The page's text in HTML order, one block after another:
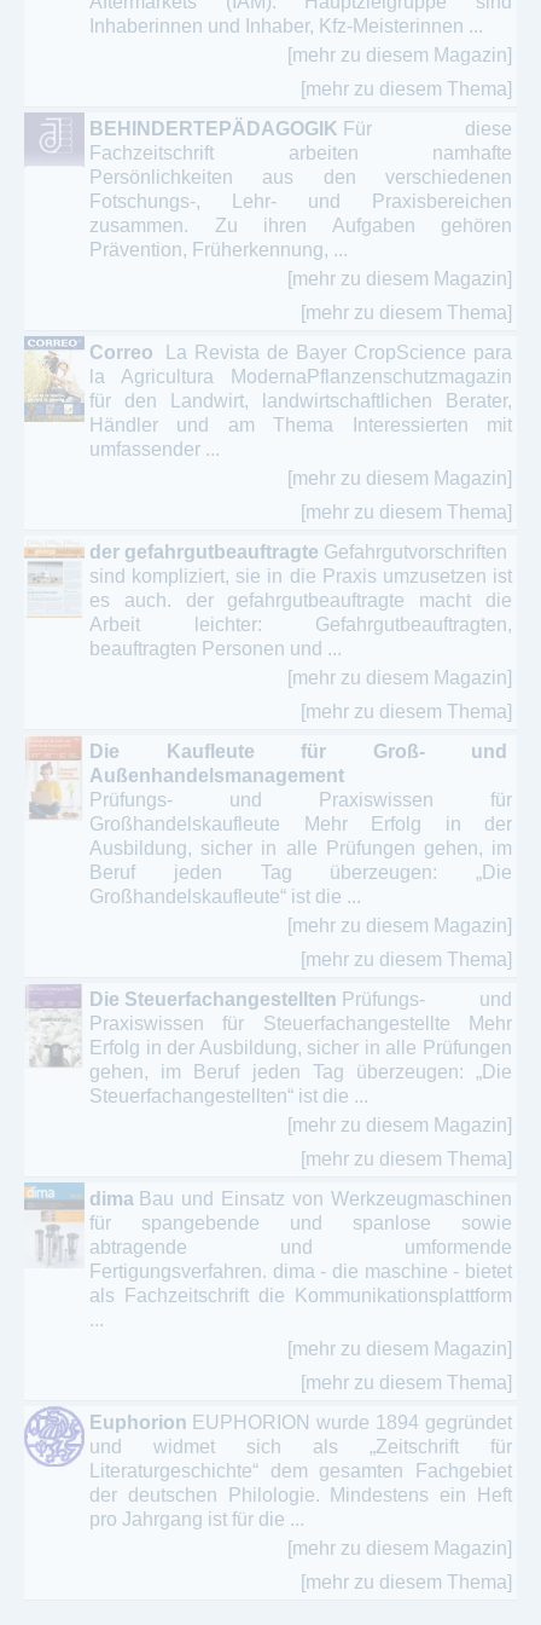
Inhaberinnen und Inhaber, Kfz-Meisterinnen ...
[mehr zu diesem Magazin]
[mehr zu diesem Thema]
BEHINDERTEPÄDAGOGIK Für diese
Fachzeitschrift arbeiten namhafte
Persönlichkeiten aus den verschiedenen
Fotschungs-, Lehr- und Praxisbereichen
zusammen. Zu ihren Aufgaben gehören
Prävention, Früherkennung, ...
[mehr zu diesem Magazin]
[mehr zu diesem Thema]
Correo
La Revista de Bayer CropScience para
la Agricultura ModernaPflanzenschutzmagazin
für den Landwirt, landwirtschaftlichen Berater,
Händler und am Thema Interessierten mit
umfassender ...
[mehr zu diesem Magazin]
[mehr zu diesem Thema]
der gefahrgutbeauftragte Gefahrgutvorschriften
sind kompliziert, sie in die Praxis umzusetzen ist
es auch. der gefahrgutbeauftragte macht die
Arbeit leichter: Gefahrgutbeauftragten,
beauftragten Personen und ...
[mehr zu diesem Magazin]
[mehr zu diesem Thema]
Die Kaufleute für Groß- und
Außenhandelsmanagement
Prüfungs- und Praxiswissen für
Großhandelskaufleute Mehr Erfolg in der
Ausbildung, sicher in alle Prüfungen gehen, im
Beruf jeden Tag überzeugen: „Die
Großhandelskaufleute“ ist die ...
[mehr zu diesem Magazin]
[mehr zu diesem Thema]
Die Steuerfachangestellten Prüfungs- und
Praxiswissen für Steuerfachangestellte Mehr
Erfolg in der Ausbildung, sicher in alle Prüfungen
gehen, im Beruf jeden Tag überzeugen: „Die
Steuerfachangestellten“ ist die ...
[mehr zu diesem Magazin]
[mehr zu diesem Thema]
dima Bau und Einsatz von Werkzeugmaschinen
für spangebende und spanlose sowie
abtragende und umformende
Fertigungsverfahren. dima - die maschine - bietet
als Fachzeitschrift die Kommunikationsplattform
...
[mehr zu diesem Magazin]
[mehr zu diesem Thema]
Euphorion EUPHORION wurde 1894 gegründet
und widmet sich als „Zeitschrift für
Literaturgeschichte“ dem gesamten Fachgebiet
der deutschen Philologie. Mindestens ein Heft
pro Jahrgang ist für die ...
[mehr zu diesem Magazin]
[mehr zu diesem Thema]